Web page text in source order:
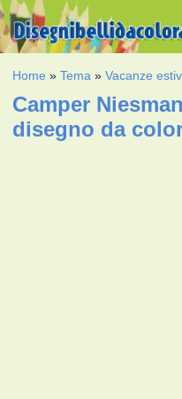
Home »Tema »Vacanze
Camper
disegno da